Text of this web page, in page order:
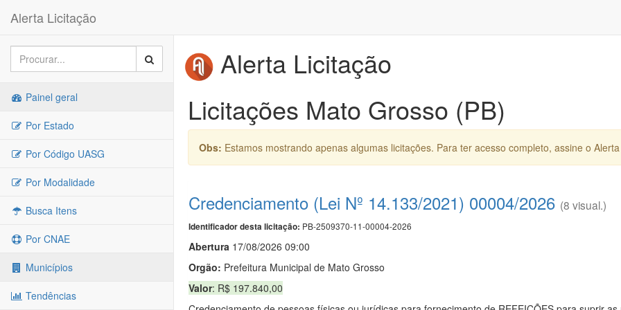
Alerta Licitação
Painel geral
Por Estado
Por Código UASG
Por Modalidade
Busca Itens
Por CNAE
Municípios
Tendências
Alerta Licitação
Licitações Mato Grosso (PB)
Obs: Estamos mostrando apenas algumas licitações. Para ter acesso completo, assine o
Credenciamento (Lei Nº 14.133/2021) 00004/2026 (8 visual.)
Identificador desta licitação: PB-2509370-11-00004-2026
Abertura 17/08/2026 09:00
Orgão: Prefeitura Municipal de Mato Grosso
Valor: R$ 197.840,00